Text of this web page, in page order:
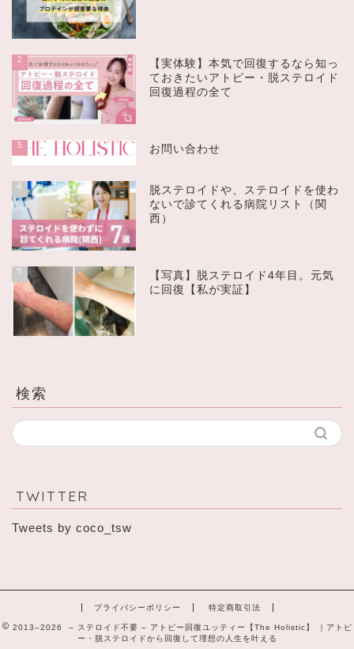
2
【実体験】本気で回復するなら知っ
ておきたいアトピー・脱ステロイド
回復過程の全て
3 お問い合わせ
4
脱ステロイドや、ステロイドを使わ
ないで診てくれる病院リスト（関
西）
5
【写真】脱ステロイド4年目。元気
に回復【私が実証】
検索
TWITTER
Tweets by coco_tsw
プライバシーポリシー 特定商取引法
2013–2026 – ステロイド不要 – アトピー回復ユッティー【The Holistic】 ｜アトピ
ー・脱ステロイドから回復して理想の人生を叶える